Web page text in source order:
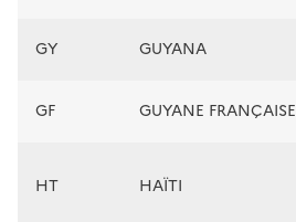
GY GUYANA
GF GUYANE FRANÇAISE
HT HAÏTI